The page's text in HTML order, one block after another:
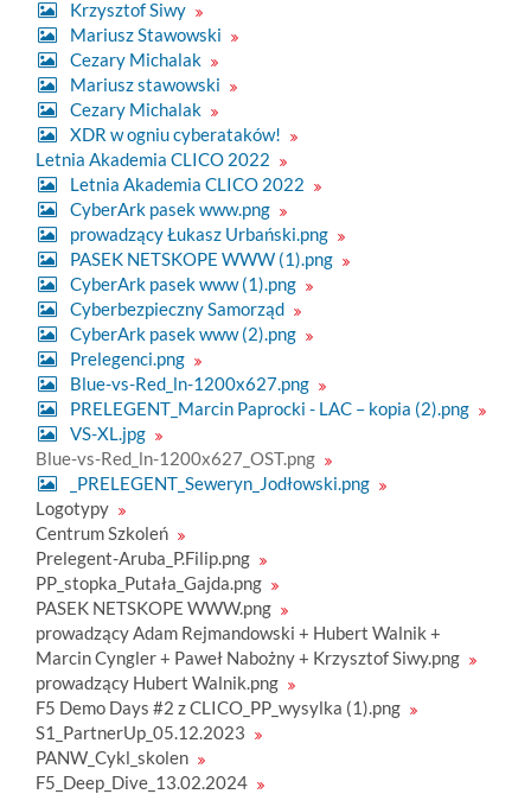
Krzysztof Siwy
Mariusz Stawowski
Cezary Michalak
Mariusz stawowski
Cezary Michalak
XDR w ogniu cyberataków!
Letnia Akademia CLICO 2022
Letnia Akademia CLICO 2022
CyberArk pasek www.png
prowadzący Łukasz Urbański.png
PASEK NETSKOPE WWW (1).png
CyberArk pasek www (1).png
Cyberbezpieczny Samorząd
CyberArk pasek www (2).png
Prelegenci.png
Blue-vs-Red_ln-1200x627.png
PRELEGENT_Marcin Paprocki - LAC – kopia (2).png
VS-XL.jpg
Blue-vs-Red_ln-1200x627_OST.png
_PRELEGENT_Seweryn_Jodłowski.png
Logotypy
Centrum Szkoleń
Prelegent-Aruba_P.Filip.png
PP_stopka_Putała_Gajda.png
PASEK NETSKOPE WWW.png
prowadzący Adam Rejmandowski + Hubert Walnik +
Marcin Cyngler + Paweł Nabożny + Krzysztof Siwy.png
prowadzący Hubert Walnik.png
F5 Demo Days #2 z CLICO_PP_wysylka (1).png
S1_PartnerUp_05.12.2023
PANW_Cykl_skolen
F5_Deep_Dive_13.02.2024